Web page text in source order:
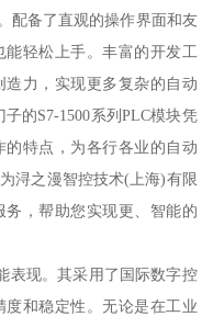
配备了直观的操作界面和友
轻松上手。丰富的开发工
力，实现更多复杂的自动
的S7-1500系列PLC模块凭
特点，为各行各业的自动
浔之漫智控技术(上海)有限
，帮助您实现更、智能的
现。其采用了国际数字控
和稳定性。无论是在工业